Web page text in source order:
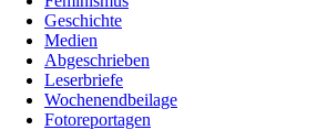
Geschichte
Medien
Abgeschrieben
Leserbriefe
Wochenendbeilage
Fotoreportagen